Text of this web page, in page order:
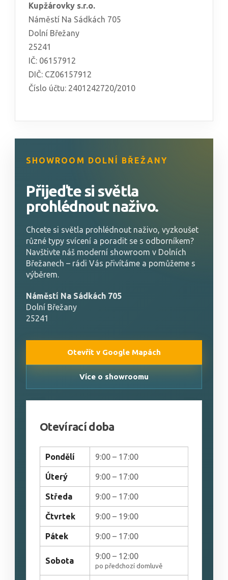
Kupžárovky s.r.o.
Náměstí Na Sádkách 705
Dolní Břežany
25241
IČ: 06157912
DIČ: CZ06157912
Číslo účtu: 2401242720/2010
SHOWROOM DOLNÍ BŘEŽANY
Přijeďte si světla
prohlédnout naživo.
Chcete si světla prohlédnout naživo, vyzkoušet
různé typy svícení a poradit se s odborníkem?
Navštivte náš moderní showroom v Dolních
Břežanech – rádi Vás přivítáme a pomůžeme s
výběrem.
Náměstí Na Sádkách 705
Dolní Břežany
25241
Otevřít v Google Mapách
Více o showroomu
Otevírací doba
Pondělí 9:00 – 17:00
Úterý 9:00 – 17:00
Středa 9:00 – 17:00
Čtvrtek 9:00 – 19:00
Pátek 9:00 – 17:00
Sobota 9:00 – 12:00
po předchozí domluvě